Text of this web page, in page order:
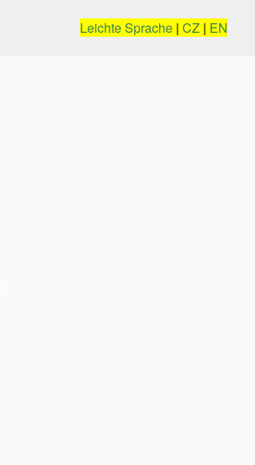
Leichte Sprache | CZ | EN